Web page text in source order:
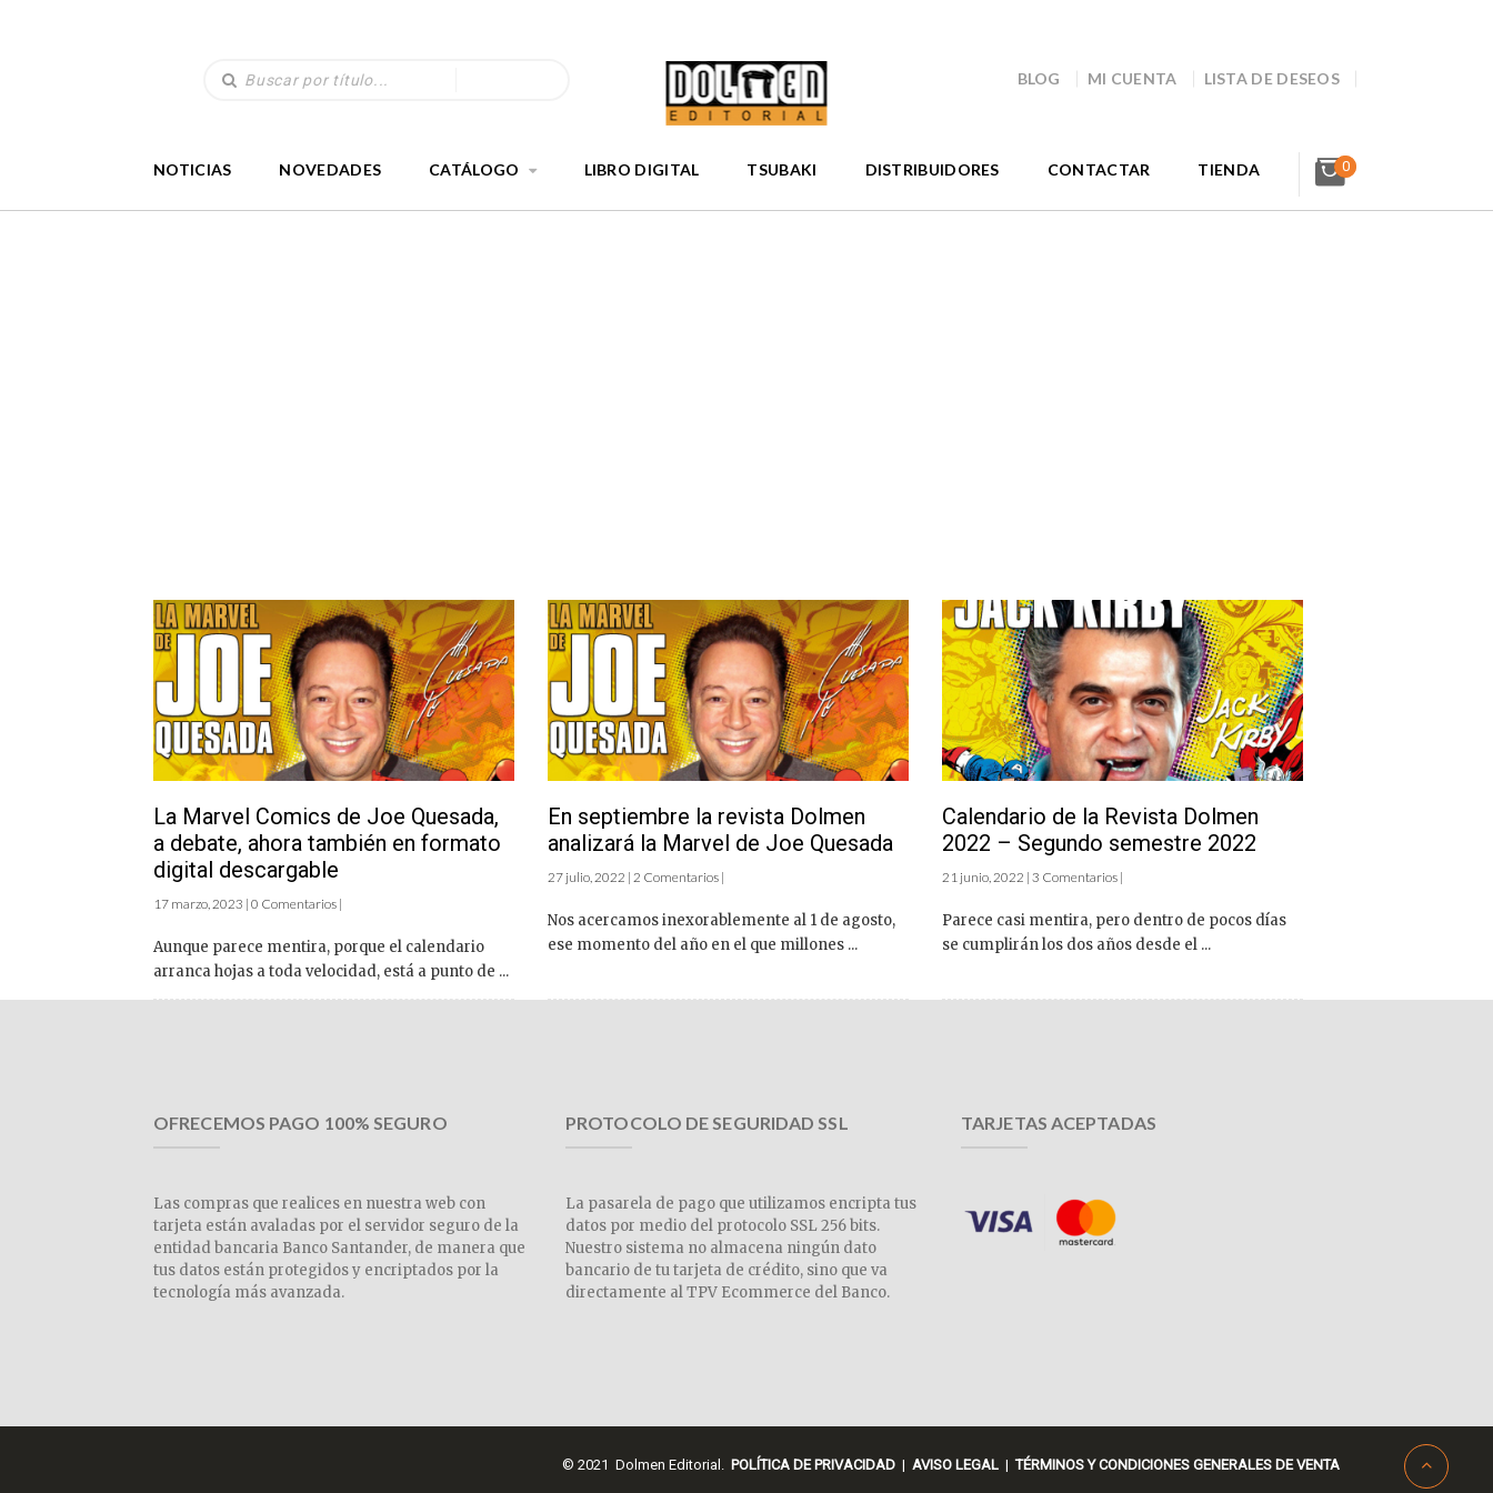
BLOG MI CUENTA LISTA DE DESEOS
NOTICIAS NOVEDADES CATÁLOGO LIBRO DIGITAL TSUBAKI DISTRIBUIDORES CONTACTAR TIENDA 0
La Marvel Comics de Joe Quesada,
a debate, ahora también en formato
digital descargable
17 marzo, 2023 | 0 Comentarios |
Aunque parece mentira, porque el calendario
arranca hojas a toda velocidad, está a punto de ...
En septiembre la revista Dolmen
analizará la Marvel de Joe Quesada
27 julio, 2022 | 2 Comentarios |
Nos acercamos inexorablemente al 1 de agosto,
ese momento del año en el que millones ...
Calendario de la Revista Dolmen
2022 – Segundo semestre 2022
21 junio, 2022 | 3 Comentarios |
Parece casi mentira, pero dentro de pocos días
se cumplirán los dos años desde el ...
OFRECEMOS PAGO 100% SEGURO
Las compras que realices en nuestra web con
tarjeta están avaladas por el servidor seguro de la
entidad bancaria Banco Santander, de manera que
tus datos están protegidos y encriptados por la
tecnología más avanzada.
PROTOCOLO DE SEGURIDAD SSL
La pasarela de pago que utilizamos encripta tus
datos por medio del protocolo SSL 256 bits.
Nuestro sistema no almacena ningún dato
bancario de tu tarjeta de crédito, sino que va
directamente al TPV Ecommerce del Banco.
TARJETAS ACEPTADAS
© 2021 Dolmen Editorial. POLÍTICA DE PRIVACIDAD | AVISO LEGAL |TÉRMINOS Y CONDICIONES GENERALES DE VENTA